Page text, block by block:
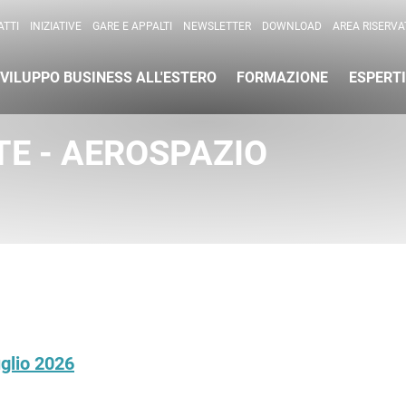
INIZIATIVE GARE E APPALTI NEWSLETTER DOWNLOAD AREA
BUSINESS ALL'ESTERO FORMAZIONE
- AEROSPAZIO
2026